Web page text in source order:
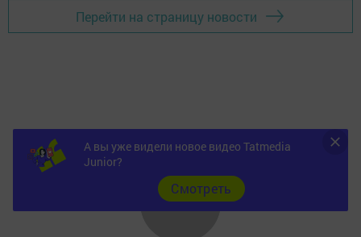
Перейти на страницу новости
А вы уже видели новое видео Tatmedia
Junior?
Cмотреть